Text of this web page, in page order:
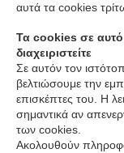
αυτά τα cookies
Τα cookies σε
διαχειριστείτε
Σε αυτόν τον
βελτιώσουμε την
επισκέπτες του. Η
σημαντικά αν
των cookies.
Ακολουθούν